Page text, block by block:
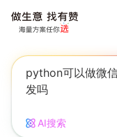
AI搜索